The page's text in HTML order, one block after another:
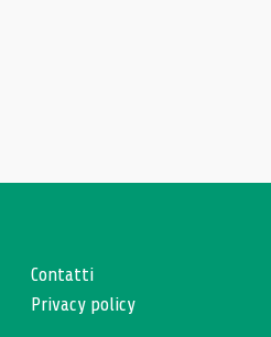
Contatti
Privacy policy